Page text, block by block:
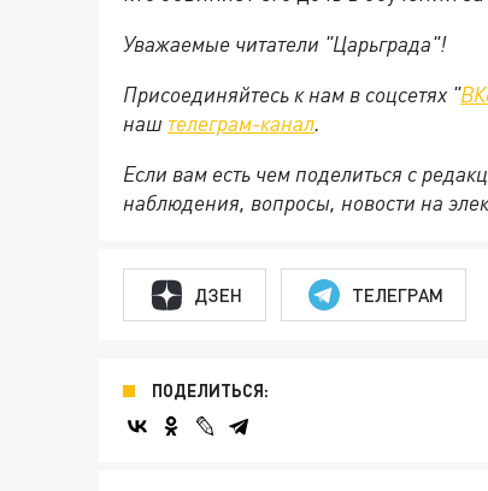
Уважаемые читатели "Царьграда"!
Присоединяйтесь к нам в соцсетях "
наш телеграм-канал.
Если вам есть чем поделиться с
наблюдения, вопросы, новости на
ДЗЕН ТЕЛЕГРАМ
ПОДЕЛИТЬСЯ: